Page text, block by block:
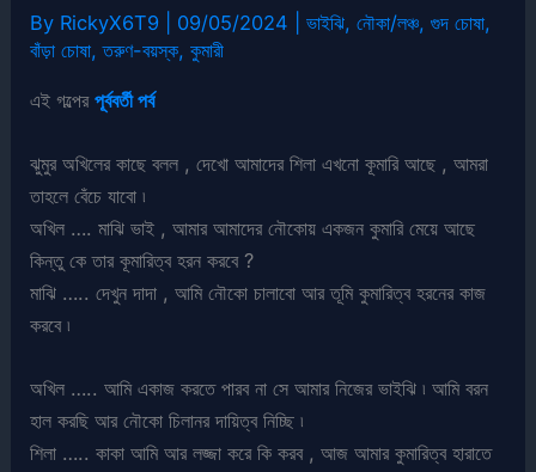
By RickyX6T9 09/05/2024 |ভাইঝি,নৌকা/লঞ্চ,গুদ চোষা,
বাঁড়া চোষা,তরুণ-বয়স্ক,কুমারী
এই গল্পেরপূর্ববর্তী পর্ব
ঝুমুর অখিলের কাছে বলল , দেখো আমাদের শিলা এখনো কূমারি আছে , আমরা
তাহলে বেঁচে যাবো ৷
অখিল …. মাঝি ভাই , আমার আমাদের নৌকোয় একজন কুমারি মেয়ে আছে
কিন্তু কে তার কূমারিত্ব হরন করবে ?
মাঝি ….. দেখুন দাদা , আমি নৌকো চালাবো আর তূমি কুমারিত্ব হরনের কাজ
করবে ৷
অখিল ….. আমি একাজ করতে পারব না সে আমার নিজের ভাইঝি ৷ আমি বরন
হাল করছি আর নৌকো চিলানর দায়িত্ব নিচ্ছি ৷
শিলা ….. কাকা আমি আর লজ্জা করে কি করব , আজ আমার কুমারিত্ব হারাতে